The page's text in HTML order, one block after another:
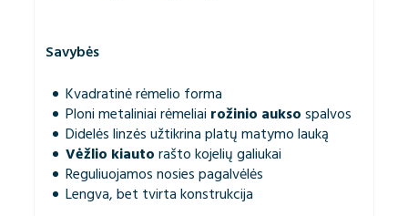
Savybės
Kvadratinė rėmelio forma
Ploni metaliniai rėmeliai rožinio auksospalvos
Didelės linzės užtikrina platų matymo lauką
Vėžlio kiautorašto kojelių galiukai
Reguliuojamos nosies pagalvėlės
Lengva, bet tvirta konstrukcija